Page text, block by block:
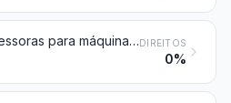
Fitas impressoras para máquinas de escrever e fitas impressoras semelhantes, tintadas ou preparadas de outra forma para imprimir, montadas ou não em carretéis ou cartuchos; almofadas de carimbo, impregnadas ou não, mesmo com caixaDIREITOS
0%